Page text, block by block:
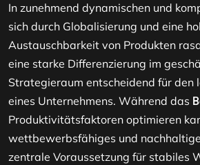
In zunehmend dynamischen und
sich durch Globalisierung und eine
Austauschbarkeit von Produkten
eine starke Differenzierung im
Strategieraum entscheidend für den
eines Unternehmens. Während das
Produktivitätsfaktoren optimieren
wettbewerbsfähiges und
zentrale Voraussetzung für stabiles